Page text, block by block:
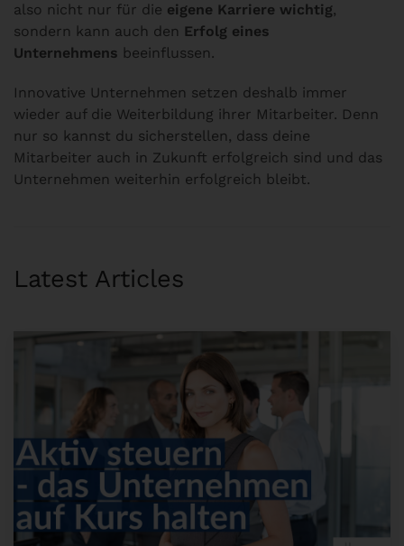
also nicht nur für die eigene Karriere wichtig,
sondern kann auch den Erfolg eines
Unternehmens beeinflussen.
Innovative Unternehmen setzen deshalb immer
wieder auf die Weiterbildung ihrer Mitarbeiter. Denn
nur so kannst du sicherstellen, dass deine
Mitarbeiter auch in Zukunft erfolgreich sind und das
Unternehmen weiterhin erfolgreich bleibt.
Latest Articles